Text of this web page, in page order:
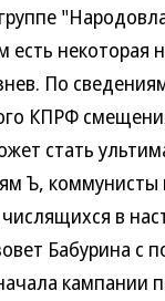
некоторая
По
КПРФ
стать
Ъ, коммунисты
в
Бабурина с